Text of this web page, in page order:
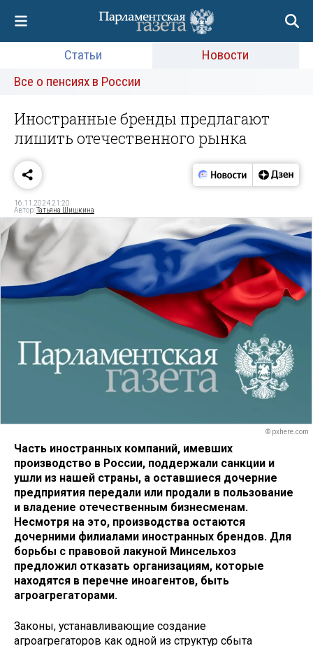
Статьи
Новости
Все о пенсиях в России
Иностранные бренды предлагают
лишить отечественного рынка
16.11.2024 21:20
Автор:Татьяна Шишкина
© pxhere.com
Часть иностранных компаний, имевших
производство в России, поддержали санкции и
ушли из нашей страны, а оставшиеся дочерние
предприятия передали или продали в пользование
и владение отечественным бизнесменам.
Несмотря на это, производства остаются
дочерними филиалами иностранных брендов. Для
борьбы с правовой лакуной Минсельхоз
предложил отказать организациям, которые
находятся в перечне иноагентов, быть
агроагрегаторами.
Законы, устанавливающие создание
агроагрегаторов как одной из структур сбыта